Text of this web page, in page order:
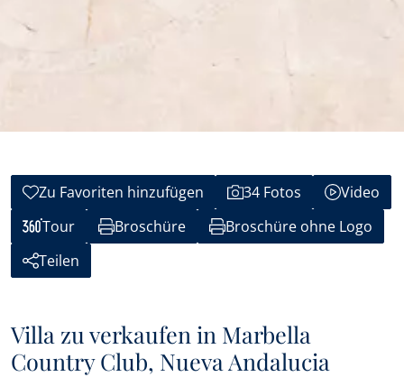
Zu Favoriten hinzufügen 34 Fotos
Video
Tour
Broschüre
Broschüre ohne Logo
Teilen
Villa zu verkaufen in Marbella
Country Club, Nueva Andalucia